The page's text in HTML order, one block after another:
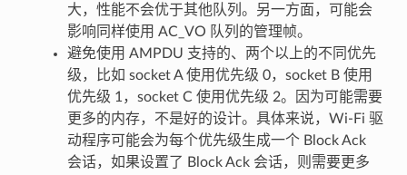
大，性能不会优于其他队列。另一方面，可能会
影响同样使用 AC_VO 队列的管理帧。
避免使用 AMPDU 支持的、两个以上的不同优先
级，比如 socket A 使用优先级 0，socket B 使用
优先级 1，socket C 使用优先级 2。因为可能需要
更多的内存，不是好的设计。具体来说，Wi-Fi 驱
动程序可能会为每个优先级生成一个 Block Ack
会话，如果设置了 Block Ack 会话，则需要更多